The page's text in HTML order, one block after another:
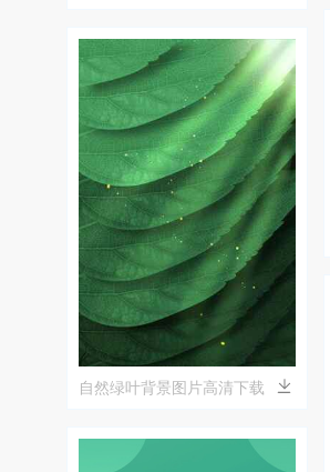
自然绿叶背景图片高清下载